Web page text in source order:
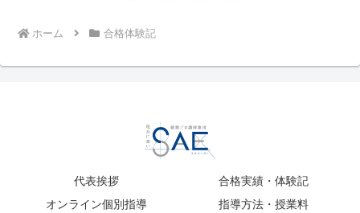
ホーム 合格体験記
代表挨拶
合格実績・体験記
オンライン個別指導
指導方法・授業料